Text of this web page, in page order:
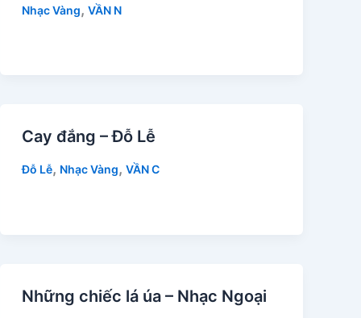
Nhạc Vàng, VẦN N
Cay đắng – Đỗ Lễ
Đỗ Lễ, Nhạc Vàng, VẦN C
Những chiếc lá úa – Nhạc Ngoại